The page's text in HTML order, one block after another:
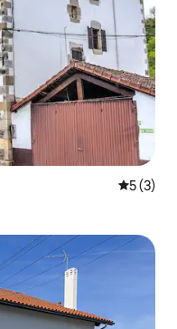
レビュー
5 (3)